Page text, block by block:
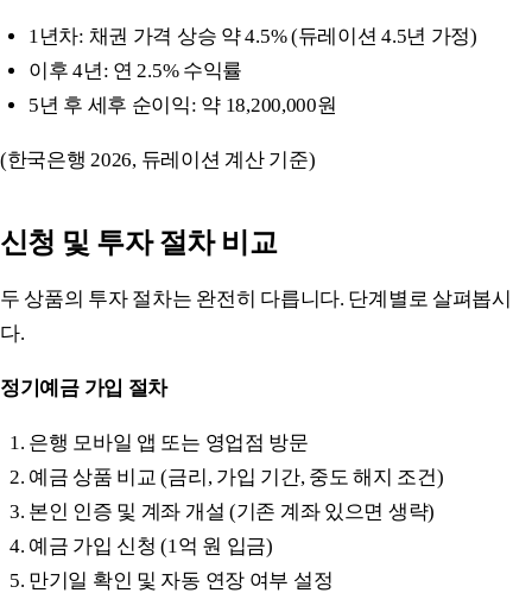
1년차: 채권 가격 상승 약 4.5% (듀레이션 4.5년 가정)
이후 4년: 연 2.5% 수익률
5년 후 세후 순이익: 약 18,200,000원
(한국은행 2026, 듀레이션 계산 기준)
신청 및 투자 절차 비교
두 상품의 투자 절차는 완전히 다릅니다. 단계별로 살펴봅시
다.
정기예금 가입 절차
은행 모바일 앱 또는 영업점 방문
예금 상품 비교 (금리, 가입 기간, 중도 해지 조건)
본인 인증 및 계좌 개설 (기존 계좌 있으면 생략)
예금 가입 신청 (1억 원 입금)
만기일 확인 및 자동 연장 여부 설정